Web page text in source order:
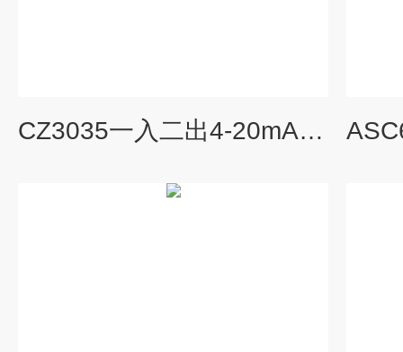
CZ3035一入二出4-20mA模拟量信号隔离器